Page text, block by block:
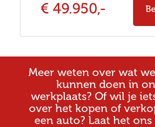
€ 49.950,-
Meer weten over wat
kunnen doen in
werkplaats? Of wil je
over het kopen of
een auto? Laat het ons